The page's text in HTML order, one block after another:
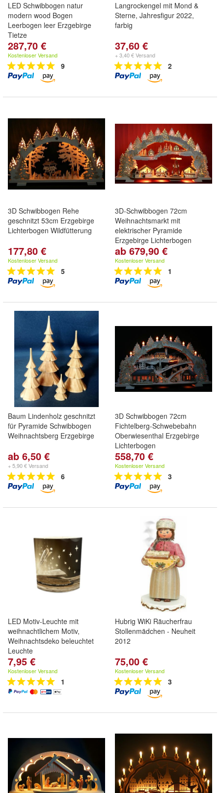
LED Schwibbogen natur
modern wood Bogen
Leerbogen leer Erzgebirge
Tietze
287,70 €
Kostenloser Versand
9
Langrockengel mit Mond &
Sterne, Jahresfigur 2022,
farbig
37,60 €
+ 3,40 € Versand
2
3D Schwibbogen Rehe
geschnitzt 53cm Erzgebirge
Lichterbogen Wildfütterung
177,80 €
Kostenloser Versand
5
3D-Schwibbogen 72cm
Weihnachtsmarkt mit
elektrischer Pyramide
Erzgebirge Lichterbogen
ab 679,90 €
Kostenloser Versand
1
Baum Lindenholz geschnitzt
für Pyramide Schwibbogen
Weihnachtsberg Erzgebirge
ab 6,50 €
+ 5,90 € Versand
6
3D Schwibbogen 72cm
Fichtelberg-Schwebebahn
Oberwiesenthal Erzgebirge
Lichterbogen
558,70 €
Kostenloser Versand
3
LED Motiv-Leuchte mit
weihnachtlichem Motiv,
Weihnachtsdeko beleuchtet
Leuchte
7,95 €
Kostenloser Versand
1
Hubrig WiKi Räucherfrau
Stollenmädchen - Neuheit
2012
75,00 €
Kostenloser Versand
3